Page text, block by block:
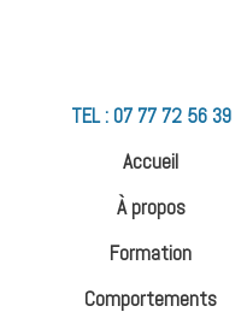
TEL : 07 77 72 56 39
Accueil
À propos
Formation
Comportements